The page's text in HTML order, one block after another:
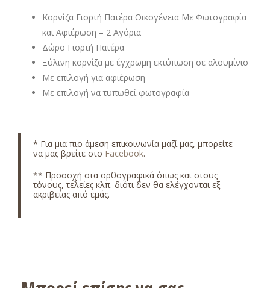
Κορνίζα Γιορτή Πατέρα Οικογένεια Με Φωτογραφία
και Αφιέρωση – 2 Αγόρια
Δώρο Γιορτή Πατέρα
Ξύλινη κορνίζα με έγχρωμη εκτύπωση σε αλουμίνιο
Με επιλογή για αφιέρωση
Με επιλογή να τυπωθεί φωτογραφία
* Για μια πιο άμεση επικοινωνία μαζί μας, μπορείτε
να μας βρείτε στο Facebook.
** Προσοχή στα ορθογραφικά όπως και στους
τόνους, τελείες κλπ. διότι δεν θα ελέγχονται εξ
ακριβείας από εμάς.